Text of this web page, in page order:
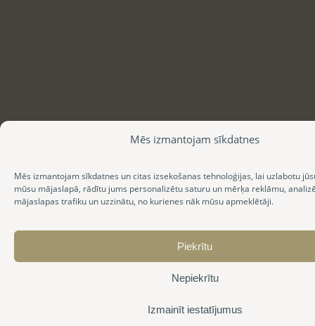
Mēs izmantojam sīkdatnes
Mēs izmantojam sīkdatnes un citas izsekošanas tehnoloģijas, lai uzlabotu
mūsu mājaslapā, rādītu jums personalizētu saturu un mērķa reklāmu,
mājaslapas trafiku un uzzinātu, no kurienes nāk mūsu apmeklētāji.
Piekrītu
Nepiekrītu
Izmainīt iestatījumus